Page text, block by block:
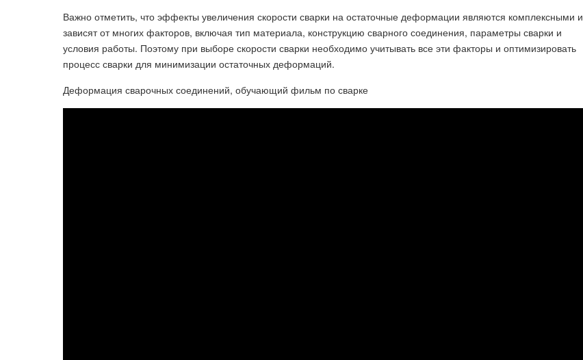
Важно отметить, что эффекты увеличения скорости сварки на остаточные деформации являются комплексными и
зависят от многих факторов, включая тип материала, конструкцию сварного соединения, параметры сварки и
условия работы. Поэтому при выборе скорости сварки необходимо учитывать все эти факторы и оптимизировать
процесс сварки для минимизации остаточных деформаций.
Деформация сварочных соединений, обучающий фильм по сварке